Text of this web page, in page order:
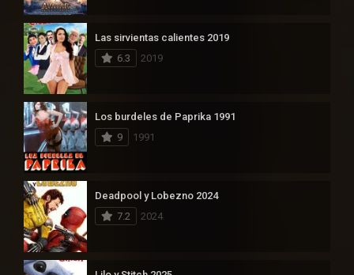
Las sirvientas calientes 2019
6.3
2019
Los burdeles de Paprika 1991
9
1991
Deadpool y Lobezno 2024
7.2
2024